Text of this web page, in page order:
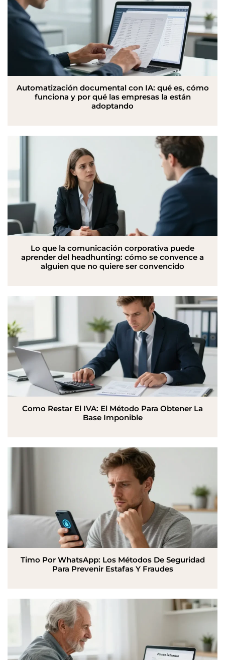
Automatización documental con IA: qué es, cómo
funciona y por qué las empresas la están
adoptando
Lo que la comunicación corporativa puede
aprender del headhunting: cómo se convence a
alguien que no quiere ser convencido
Como Restar El IVA: El Método Para Obtener La
Base Imponible
Timo Por WhatsApp: Los Métodos De Seguridad
Para Prevenir Estafas Y Fraudes